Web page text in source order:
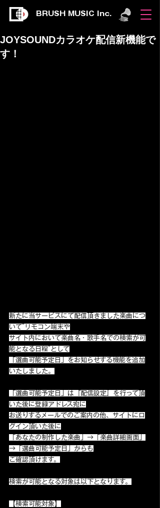
BRUSH MUSIC Inc.
JOYSOUNDカラオケ配信新機能で
す！
新たに当サービスにて配信頂きました楽曲につ
いて”リモコン端末や
サイト内において楽曲名・歌手名での検索が可
能となる日程”として
「選曲可能予定日」をお知らせする機能を追加
いたしました。
「選曲可能予定日」は『配信設定』を行って頂
いた後に登録アドレス宛に
お送りするメールでのご案内の他、サイトにロ
グイン頂いた後に
「あなたの制作した楽曲」→「楽曲詳細画面」
→「選曲可能予定日」からも
ご確認頂けます。
検索が可能となる対象は以下となります。
【検索可能対象】